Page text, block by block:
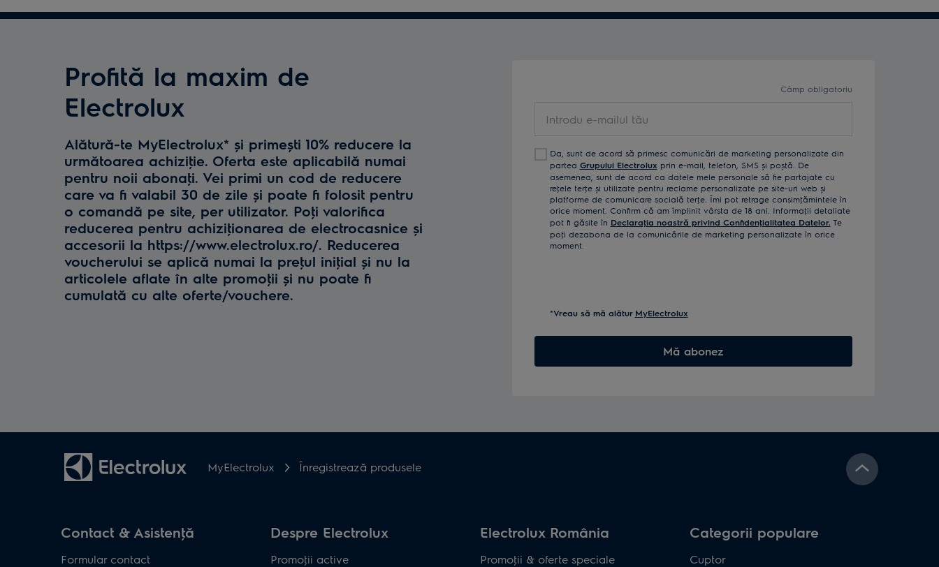
Profită la maxim de
Electrolux
Alătură-te MyElectrolux* și primești 10% reducere la
următoarea achiziţie. Oferta este aplicabilă numai
pentru noii abonaţi. Vei primi un cod de reducere
care va fi valabil 30 de zile și poate fi folosit pentru
o comandă pe site, per utilizator. Poţi valorifica
reducerea pentru achiziţionarea de electrocasnice și
accesorii la https://www.electrolux.ro/. Reducerea
voucherului se aplică numai la preţul iniţial și nu la
articolele aflate în alte promoţii și nu poate fi
cumulată cu alte oferte/vouchere.
Câmp obligatoriu
Da, sunt de acord să primesc comunicări de marketing personalizate din
partea Grupului Electrolux prin e-mail, telefon, SMS și poștă. De
asemenea, sunt de acord ca datele mele personale să fie partajate cu
reţele terţe și utilizate pentru reclame personalizate pe site-uri web și
platforme de comunicare socială terţe. Îmi pot retrage consimţămintele în
orice moment. Confirm că am împlinit vârsta de 18 ani. Informaţii detaliate
pot fi găsite în Declaraţia noastră privind Confidenţialitatea Datelor. Te
poţi dezabona de la comunicările de marketing personalizate în orice
moment.
*Vreau să mă alătur MyElectrolux
Mă abonez
MyElectrolux Înregistrează produsele
Contact & Asistenţă
Formular contact
Despre Electrolux
Promoţii active
Electrolux România
Promoţii & oferte speciale
Categorii populare
Cuptor